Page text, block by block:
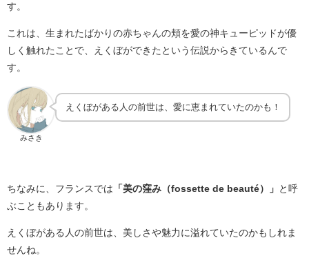
す。
これは、生まれたばかりの赤ちゃんの頬を愛の神キューピッドが優
しく触れたことで、えくぼができたという伝説からきているんで
す。
みさき
えくぼがある人の前世は、愛に恵まれていたのかも！
ちなみに、フランスでは 「美の窪み（fossette de beauté）」
と呼
ぶこともあります。
えくぼがある人の前世は、美しさや魅力に溢れていたのかもしれま
せんね。